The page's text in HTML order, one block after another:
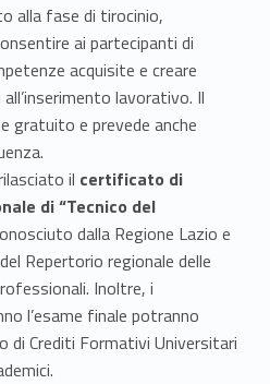
alla fase di tirocinio,
ai partecipanti di
acquisite e creare
lavorativo. Il
gratuito e prevede anche
il certificato di
di “Tecnico del
dalla Regione Lazio e
Repertorio regionale delle
Inoltre, i
l’esame finale potranno
di Crediti Formativi Universitari